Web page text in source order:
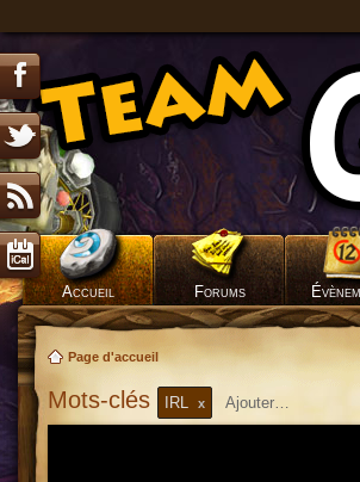
Accueil Forums
Page d'accueil
Mots-clés IRL x